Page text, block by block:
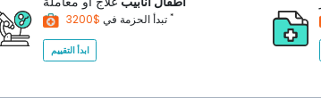
تبدأ الحزمة في *
ابدأ التقييم